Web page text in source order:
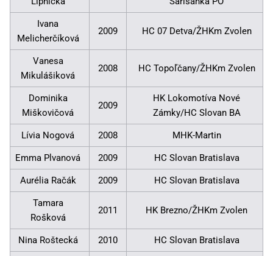
Ivana
Melicherčíková
2009 HC 07 Detva/ŽHKm Zvolen
Vanesa
Mikulášiková
2008 HC Topoľčany/ŽHKm Zvolen
Dominika
Miškovičová
2009
HK Lokomotíva Nové
Zámky/HC Slovan BA
Lívia Nogová 2008 MHK-Martin
Emma Plvanová 2009 HC Slovan Bratislava
Aurélia Račák 2009 HC Slovan Bratislava
Tamara
Rošková
2011 HK Brezno/ŽHKm Zvolen
Nina Roštecká 2010 HC Slovan Bratislava